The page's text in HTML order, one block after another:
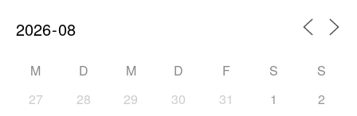
M D M D F S
S
27
28 29 30 31 1
2